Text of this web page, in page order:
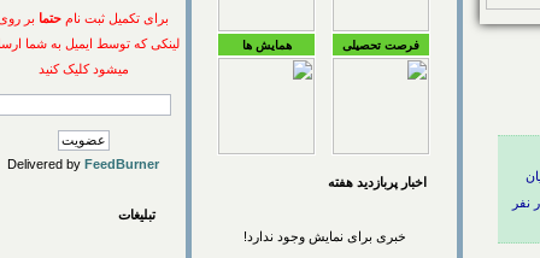
نفر
فرصت تحصیلی همایش ها
اخبار پربازديد هفته
خبری برای نمایش وجود ندارد!
برای تکمیل ثبت نام حتمابر روی
لینکی که توسط ایمیل به شما ارسال
میشود کلیک کنید
Delivered byFeedBurner
تبلیغات